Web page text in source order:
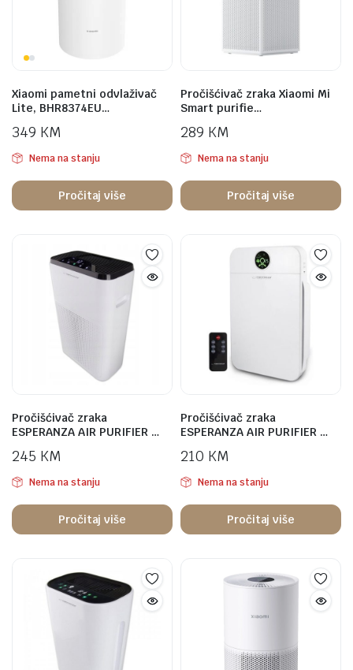
Xiaomi pametni odvlaživač
Lite, BHR8374EU…
349 KM
Nema na stanju
Pročitaj više
Pročišćivač zraka Xiaomi Mi
Smart purifie…
289 KM
Nema na stanju
Pročitaj više
Pročišćivač zraka
ESPERANZA AIR PURIFIER …
245 KM
Nema na stanju
Pročitaj više
Pročišćivač zraka
ESPERANZA AIR PURIFIER …
210 KM
Nema na stanju
Pročitaj više